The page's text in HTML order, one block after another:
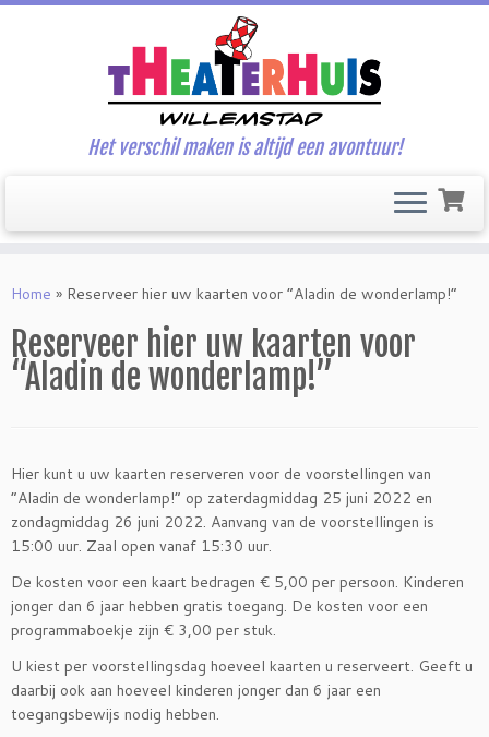
naar
Het verschil maken is altijd een avontuur!
Home » Reserveer hier uw kaarten voor “Aladin de wonderlamp!”
Reserveer hier uw kaarten voor
“Aladin de wonderlamp!”
Hier kunt u uw kaarten reserveren voor de voorstellingen van
“Aladin de wonderlamp!” op zaterdagmiddag 25 juni 2022 en
zondagmiddag 26 juni 2022. Aanvang van de voorstellingen is
15:00 uur. Zaal open vanaf 15:30 uur.
De kosten voor een kaart bedragen € 5,00 per persoon. Kinderen
jonger dan 6 jaar hebben gratis toegang. De kosten voor een
programmaboekje zijn € 3,00 per stuk.
U kiest per voorstellingsdag hoeveel kaarten u reserveert. Geeft u
daarbij ook aan hoeveel kinderen jonger dan 6 jaar een
toegangsbewijs nodig hebben.